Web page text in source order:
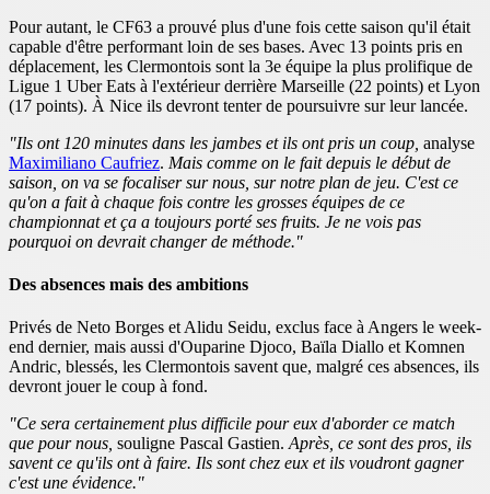
Pour autant, le CF63 a prouvé plus d'une fois cette saison qu'il était
capable d'être performant loin de ses bases. Avec 13 points pris en
déplacement, les Clermontois sont la 3e équipe la plus prolifique de
Ligue 1 Uber Eats à l'extérieur derrière Marseille (22 points) et Lyon
(17 points). À Nice ils devront tenter de poursuivre sur leur lancée.
"Ils ont 120 minutes dans les jambes et ils ont pris un coup, analyse
Maximiliano Caufriez. Mais comme on le fait depuis le début de
saison, on va se focaliser sur nous, sur notre plan de jeu. C'est ce
qu'on a fait à chaque fois contre les grosses équipes de ce
championnat et ça a toujours porté ses fruits. Je ne vois pas
pourquoi on devrait changer de méthode."
Des absences mais des ambitions
Privés de Neto Borges et Alidu Seidu, exclus face à Angers le week-
end dernier, mais aussi d'Ouparine Djoco, Baïla Diallo et Komnen
Andric, blessés, les Clermontois savent que, malgré ces absences, ils
devront jouer le coup à fond.
"Ce sera certainement plus difficile pour eux d'aborder ce match
que pour nous, souligne Pascal Gastien.Après, ce sont des pros, ils
savent ce qu'ils ont à faire. Ils sont chez eux et ils voudront gagner
c'est une évidence."